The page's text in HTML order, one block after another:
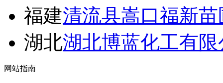
福建清流县嵩口福新苗
湖北湖北博蓝化工有限
网站指南